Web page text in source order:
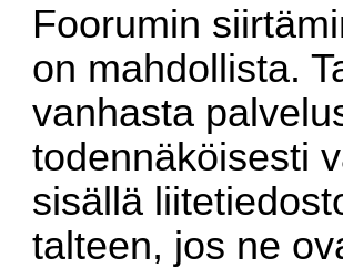
Foorumin
on mahdollista.
vanhasta
todennäköisesti
sisällä
talteen, jos ne